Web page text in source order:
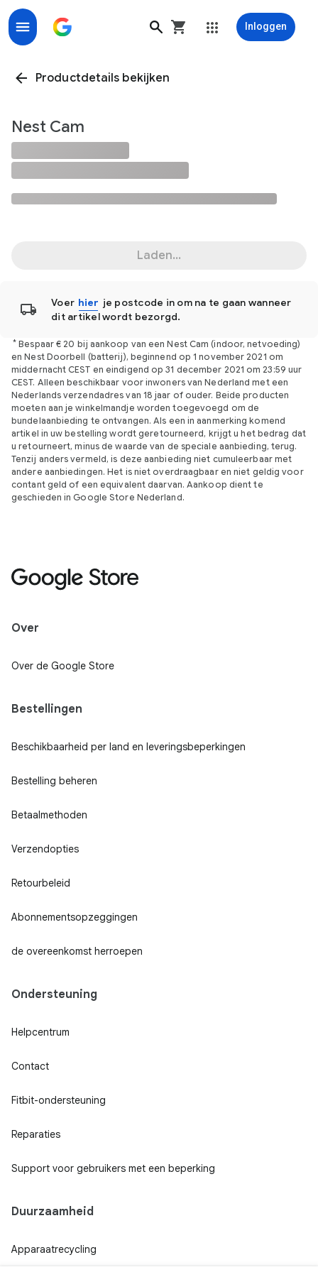
Inloggen
Productdetails bekijken
Nest Cam
Laden...
Voer hier je postcode in om na te gaan wanneer
dit artikel wordt bezorgd.
* Bespaar € 20 bij aankoop van een Nest Cam (indoor, netvoeding)
en Nest Doorbell (batterij), beginnend op 1 november 2021 om
middernacht CEST en eindigend op 31 december 2021 om 23:59 uur
CEST. Alleen beschikbaar voor inwoners van Nederland met een
Nederlands verzendadres van 18 jaar of ouder. Beide producten
moeten aan je winkelmandje worden toegevoegd om de
bundelaanbieding te ontvangen. Als een in aanmerking komend
artikel in uw bestelling wordt geretourneerd, krijgt u het bedrag dat
u retourneert, minus de waarde van de speciale aanbieding, terug.
Tenzij anders vermeld, is deze aanbieding niet cumuleerbaar met
andere aanbiedingen. Het is niet overdraagbaar en niet geldig voor
contant geld of een equivalent daarvan. Aankoop dient te
geschieden in Google Store Nederland.
Over
Over de Google Store
Bestellingen
Beschikbaarheid per land en leveringsbeperkingen
Bestelling beheren
Betaalmethoden
Verzendopties
Retourbeleid
Abonnementsopzeggingen
de overeenkomst herroepen
Ondersteuning
Helpcentrum
Contact
Fitbit-ondersteuning
Reparaties
Support voor gebruikers met een beperking
Duurzaamheid
Apparaatrecycling